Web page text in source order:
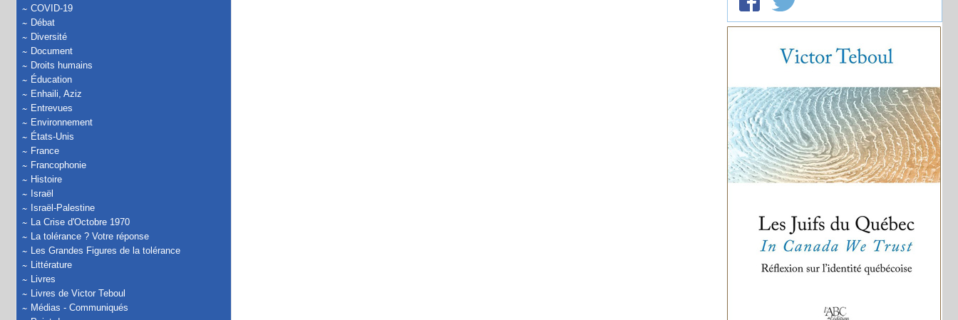
COVID-19
Débat
Diversité
Document
Droits humains
Éducation
Enhaili, Aziz
Entrevues
Environnement
États-Unis
France
Francophonie
Histoire
Israël
Israël-Palestine
La Crise d'Octobre 1970
La tolérance ? Votre réponse
Les Grandes Figures de la tolérance
Littérature
Livres
Livres de Victor Teboul
Médias - Communiqués